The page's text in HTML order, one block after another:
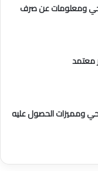
ومعلومات عن صرف
معتمد
ومميزات الحصول عليه